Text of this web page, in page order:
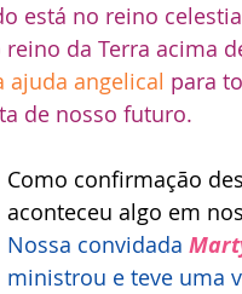
está no reino
reino da Terra acima
ajuda angelical para
de nosso futuro.
Como confirmação
aconteceu algo em
Nossa convidada
ministrou e teve uma